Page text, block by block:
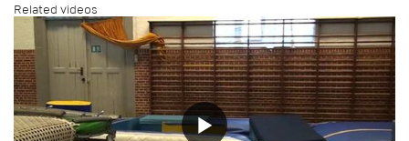
Related videos